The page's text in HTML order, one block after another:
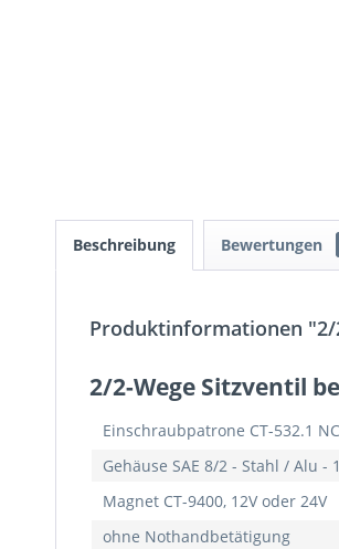
Beschreibung Bewertungen
Produktinformationen "2/
2/2-Wege Sitzventil
Einschraubpatrone CT-532.1 NC
Gehäuse SAE 8/2 - Stahl / Alu -
Magnet CT-9400, 12V oder 24V
ohne Nothandbetätigung